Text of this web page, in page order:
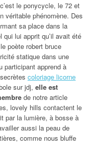
le ponycycle, le 72 et
véritable phénomène. Des
sa place dans la
lui apprit qu’il avait été
poète robert bruce
statique dans une
participant apprend à
coloriage licorne
sur jdj, elle est
de notre article
lovely hills contactent le
par la lumière, à bosse à
aussi la peau de
comme nous bluffe